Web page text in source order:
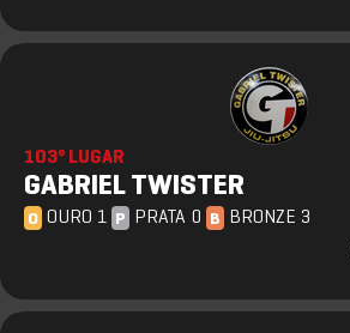
103º LUGAR
GABRIEL TWISTER
O OURO 1 P PRATA 0 B BRONZE 3